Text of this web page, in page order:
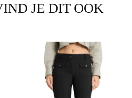
JE DIT OOK